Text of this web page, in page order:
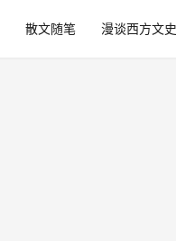
散文随笔 漫谈西方文